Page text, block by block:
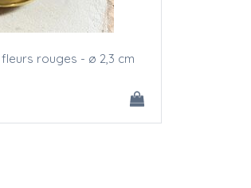
rouges - ø 2,3 cm